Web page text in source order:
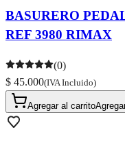
BASURERO
REF 3980 RIMAX
(0)
$ 45.000(IVA Incluido)
Agregar al carrito